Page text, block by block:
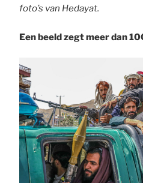
foto’s van Hedayat.
Een beeld zegt meer dan